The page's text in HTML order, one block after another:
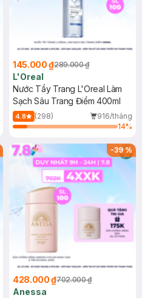
145.000 ₫289.000 ₫
L'Oreal
Nước Tẩy Trang L'Oreal Làm
Sạch Sâu Trang Điểm 400ml
4.8 (298)
916/tháng
14%
-39%
428.000 ₫702.000 ₫
Anessa